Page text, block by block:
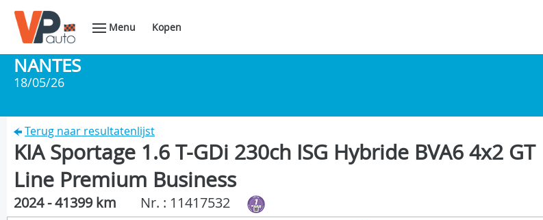
Menu Kopen
NANTES
18/05/26
Terug naar resultatenlijst
KIA Sportage 1.6 T-GDi 230ch ISG Hybride BVA6 4x2 GT
Line Premium Business
2024 - 41399 km Nr. : 11417532